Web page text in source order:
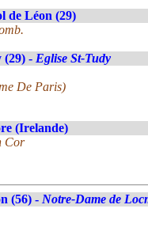
de Léon (29)
(29) - Eglise St-Tudy
De Paris)
(Irelande)
Cor
(56) - Notre-Dame de